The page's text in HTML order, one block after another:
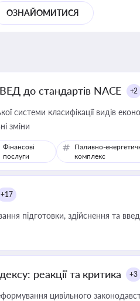
ОЗНАЙОМИТИСЯ
до стандартів NACE +2
системи класифікації видів
зміни
Фінансові
послуги
Паливно-
комплекс
+17
підготовки, здійснення та
реакції та критика +3
цивільного